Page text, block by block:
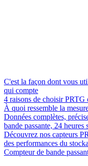
C'est la façon dont vous
qui compte
4 raisons de choisir PRTG
À quoi ressemble la
Données complètes,
bande passante, 24
Découvrez nos capteurs
des performances du
Compteur de bande